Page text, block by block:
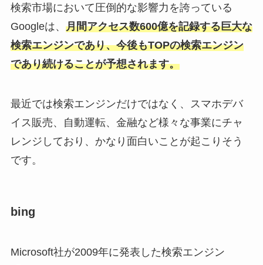
検索市場において圧倒的な影響力を誇っている
Googleは、 月間アクセス数600億を記録する巨大な
検索エンジンであり、今後もTOPの検索エンジン
であり続けることが予想されます。
最近では検索エンジンだけではなく、スマホデバ
イス販売、自動運転、金融など様々な事業にチャ
レンジしており、かなり面白いことが起こりそう
です。
bing
Microsoft社が2009年に発表した検索エンジン